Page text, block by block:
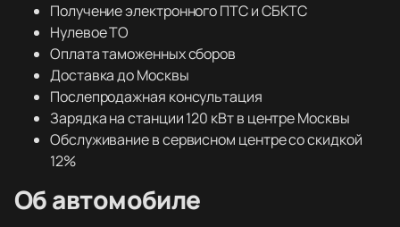
Получение электронного ПТС и СБКТС
Нулевое ТО
Оплата таможенных сборов
Доставка до Москвы
Послепродажная консультация
Зарядка на станции 120 кВт в центре Москвы
Обслуживание в сервисном центре со скидкой
12%
Об автомобиле